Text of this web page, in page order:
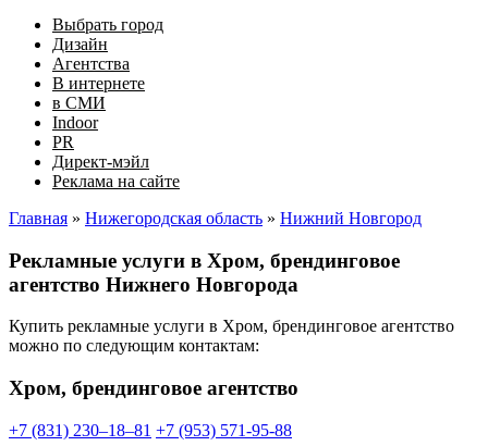
Выбрать город
Дизайн
Агентства
В интернете
в СМИ
Indoor
PR
Директ-мэйл
Реклама на сайте
Главная » Нижегородская область » Нижний Новгород
Рекламные услуги в Хром, брендинговое
агентство Нижнего Новгорода
Купить рекламные услуги в Хром, брендинговое агентство
можно по следующим контактам:
Хром, брендинговое агентство
+7 (831) 230‒18‒81 +7 (953) 571-95-88